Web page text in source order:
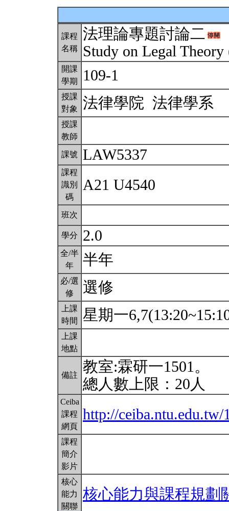
課程
名稱
法理論專題討論二
Study on Legal
開課
學期
109-1
授課
對象
法律學院 法律學系
授課
教師
課號 LAW5337
課程
識別
碼
A21 U4540
班次
學分 2.0
全/半
年
半年
必/選
修
選修
上課
時間
星期一
上課
地點
備註
教室:霖研一1501。
總人數上限：20人
Ceiba
課程
網頁
http://ceiba.ntu.edu.tw/
課程
簡介
影片
核心
能力
關聯
核心能力與課程規劃